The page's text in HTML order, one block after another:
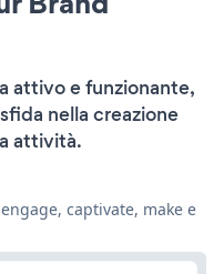
attivo e funzionante,
nella creazione
attività.
captivate, make e